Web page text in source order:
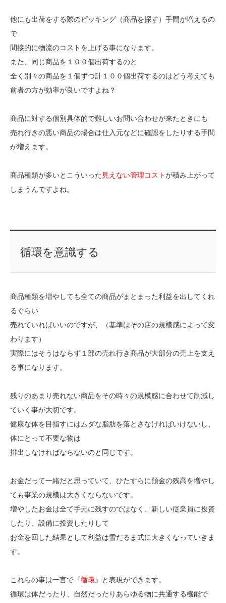
他にも出荷をする際のピッキング（商品を探す）手間が増えるの
で
間接的に物流のコストを上げる事になります。
また、同じ商品を１００個出荷するのと
全く別々の商品を１個ずつ計１００個出荷するのはどう考えても
前者の方が効率が良いですよね？
商品に対する個別具体的で難しいお問い合わせが来たときにも
売れ行きの悪い商品の場合は仕入元などに確認をしたりする手間
が増えます。
商品種類が多いとこういった 見えない管理コストが積み上がって
しまうんですよね。
循環を意識する
商品種類を増やしても全ての商品がまとまった利益を出してくれ
るぐらい
売れていればいいのですが、（基準はその店の規模感によって変
わります）
実際にはそうはならず１部の売れ行き商品が大部分の売上を支え
る事になります。
残りのあまり売れない商品をその時々の規模感に合わせて削減し
ていく事が大切です。
健康な体を目指すにはムダな脂肪を落とさなければいけないし、
体にとって不要な物は
排出しなければならないのと同じです。
お金だって一緒だと思っていて、ひたすらに預金の残高を増やし
ても事業の規模は大きくならないです。
増やしたお金は全て手元に残すのではなく、新しい従業員に投資
したり、設備に投資したりして
お金を回した結果として利益は雪だるま式に大きくなっていきま
す。
これらの事は一言で『循環』と表現ができます。
循環は体だったり、自然だったりあらゆる物に共通する機能で